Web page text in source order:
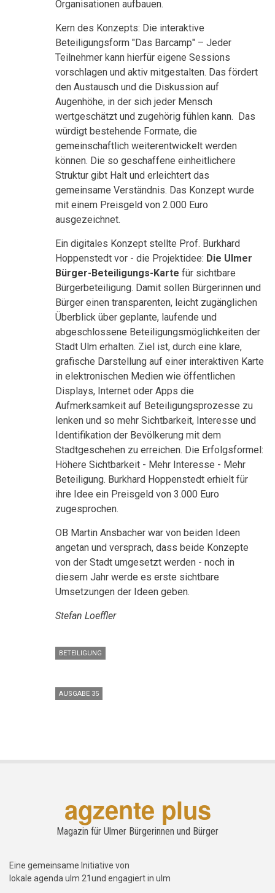
Organisationen aufbauen.
Kern des Konzepts: Die interaktive
Beteiligungsform "Das Barcamp" – Jeder
Teilnehmer kann hierfür eigene Sessions
vorschlagen und aktiv mitgestalten. Das fördert
den Austausch und die Diskussion auf
Augenhöhe, in der sich jeder Mensch
wertgeschätzt und zugehörig fühlen kann. Das
würdigt bestehende Formate, die
gemeinschaftlich weiterentwickelt werden
können. Die so geschaffene einheitlichere
Struktur gibt Halt und erleichtert das
gemeinsame Verständnis. Das Konzept wurde
mit einem Preisgeld von 2.000 Euro
ausgezeichnet.
Ein digitales Konzept stellte Prof. Burkhard
Hoppenstedt vor - die Projektidee: Die Ulmer
Bürger-Beteiligungs-Karte für sichtbare
Bürgerbeteiligung. Damit sollen Bürgerinnen und
Bürger einen transparenten, leicht zugänglichen
Überblick über geplante, laufende und
abgeschlossene Beteiligungsmöglichkeiten der
Stadt Ulm erhalten. Ziel ist, durch eine klare,
grafische Darstellung auf einer interaktiven Karte
in elektronischen Medien wie öffentlichen
Displays, Internet oder Apps die
Aufmerksamkeit auf Beteiligungsprozesse zu
lenken und so mehr Sichtbarkeit, Interesse und
Identifikation der Bevölkerung mit dem
Stadtgeschehen zu erreichen. Die Erfolgsformel:
Höhere Sichtbarkeit - Mehr Interesse - Mehr
Beteiligung. Burkhard Hoppenstedt erhielt für
ihre Idee ein Preisgeld von 3.000 Euro
zugesprochen.
OB Martin Ansbacher war von beiden Ideen
angetan und versprach, dass beide Konzepte
von der Stadt umgesetzt werden - noch in
diesem Jahr werde es erste sichtbare
Umsetzungen der Ideen geben.
Stefan Loeffler
BETEILIGUNG
AUSGABE 35
agzente plus
Magazin für Ulmer Bürgerinnen und Bürger
Eine gemeinsame Initiative von
lokale agenda ulm 21und engagiert in ulm